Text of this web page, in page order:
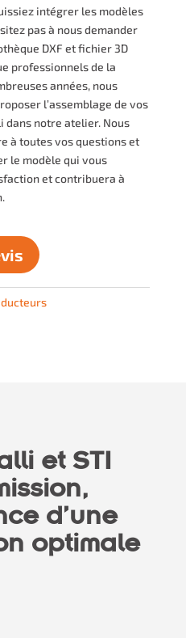
intégrer les modèles
pas à nous demander
DXF et fichier 3D
professionnels de la
années, nous
l’assemblage de vos
notre atelier. Nous
à toutes vos questions et
le modèle qui vous
et contribuera à
et STI
d’une
optimale